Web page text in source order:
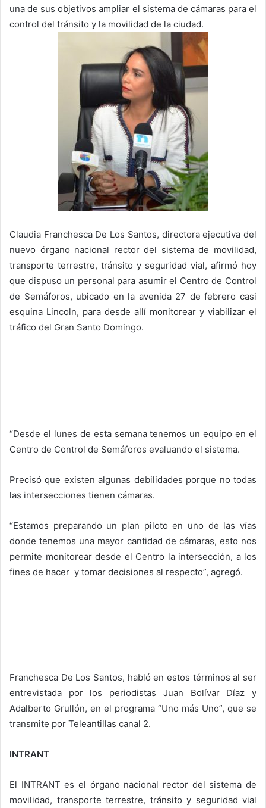
una de sus objetivos ampliar el sistema de cámaras para el
control del tránsito y la movilidad de la ciudad.
Claudia Franchesca De Los Santos, directora ejecutiva del
nuevo órgano nacional rector del sistema de movilidad,
transporte terrestre, tránsito y seguridad vial, afirmó hoy
que dispuso un personal para asumir el Centro de Control
de Semáforos, ubicado en la avenida 27 de febrero casi
esquina Lincoln, para desde allí monitorear y viabilizar el
tráfico del Gran Santo Domingo.
“Desde el lunes de esta semana tenemos un equipo en el
Centro de Control de Semáforos evaluando el sistema.
Precisó que existen algunas debilidades porque no todas
las intersecciones tienen cámaras.
“Estamos preparando un plan piloto en uno de las vías
donde tenemos una mayor cantidad de cámaras, esto nos
permite monitorear desde el Centro la intersección, a los
fines de hacer y tomar decisiones al respecto”, agregó.
Franchesca De Los Santos, habló en estos términos al ser
entrevistada por los periodistas Juan Bolívar Díaz y
Adalberto Grullón, en el programa “Uno más Uno”, que se
transmite por Teleantillas canal 2.
INTRANT
El INTRANT es el órgano nacional rector del sistema de
movilidad, transporte terrestre, tránsito y seguridad vial